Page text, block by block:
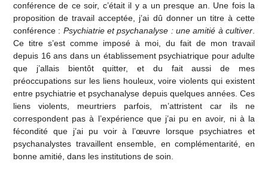
conférence de ce soir, c’était il y a un presque an. Une fois la
proposition de travail acceptée, j’ai dû donner un titre à cette
conférence : Psychiatrie et psychanalyse : une amitié à cultiver.
Ce titre s’est comme imposé à moi, du fait de mon travail
depuis 16 ans dans un établissement psychiatrique pour adulte
que j’allais bientôt quitter, et du fait aussi de mes
préoccupations sur les liens houleux, voire violents qui existent
entre psychiatrie et psychanalyse depuis quelques années. Ces
liens violents, meurtriers parfois, m’attristent car ils ne
correspondent pas à l’expérience que j’ai pu en avoir, ni à la
fécondité que j’ai pu voir à l’œuvre lorsque psychiatres et
psychanalystes travaillent ensemble, en complémentarité, en
bonne amitié, dans les institutions de soin.